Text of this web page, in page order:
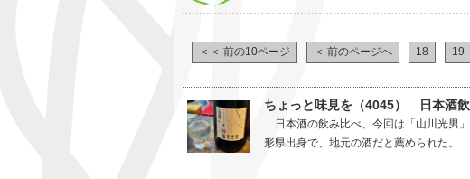
＜＜ 前の10ページ ＜ 前のページへ 18 19
ちょっと味見を（4045） 日本酒
日本酒の飲み比べ、今回は「山川光男
形県出身で、地元の酒だと薦められた。